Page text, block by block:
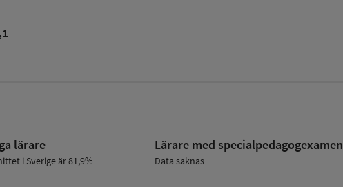
lärare
i Sverige är 81,9%
Lärare med specialpedagog­examen
Data saknas